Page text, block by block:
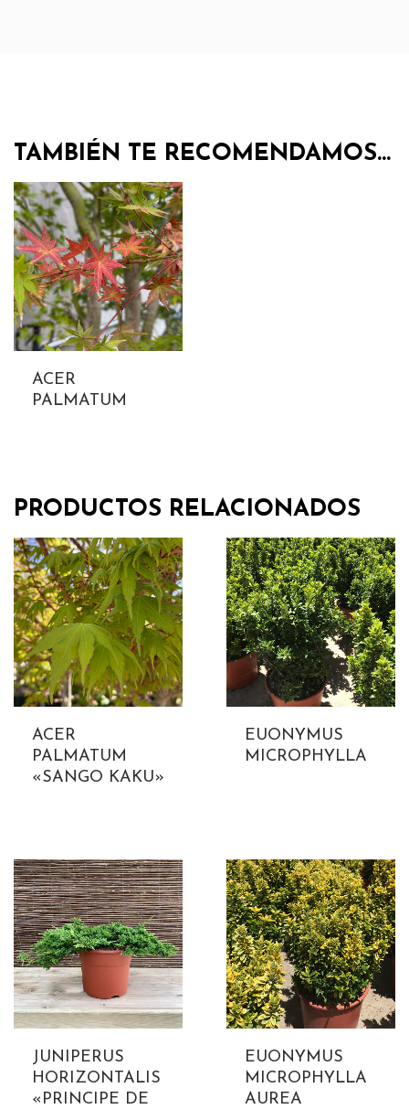
TAMBIÉN TE RECOMENDAMOS…
ACER
PALMATUM
PRODUCTOS RELACIONADOS
ACER
PALMATUM
«SANGO KAKU»
EUONYMUS
MICROPHYLLA
JUNIPERUS
HORIZONTALIS
«PRINCIPE DE
EUONYMUS
MICROPHYLLA
AUREA